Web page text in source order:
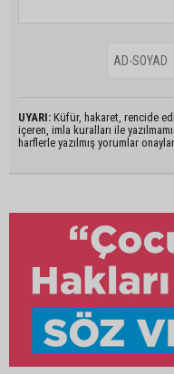
UYARI: Küfür, hakaret, rencide
içeren, imla kuralları ile
harflerle yazılmış yorumlar